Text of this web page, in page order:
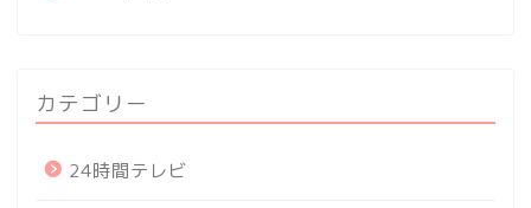
カテゴリー
24時間テレビ